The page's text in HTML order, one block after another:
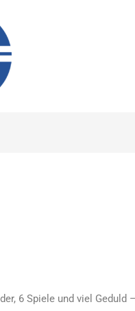
6 Spiele und viel Geduld